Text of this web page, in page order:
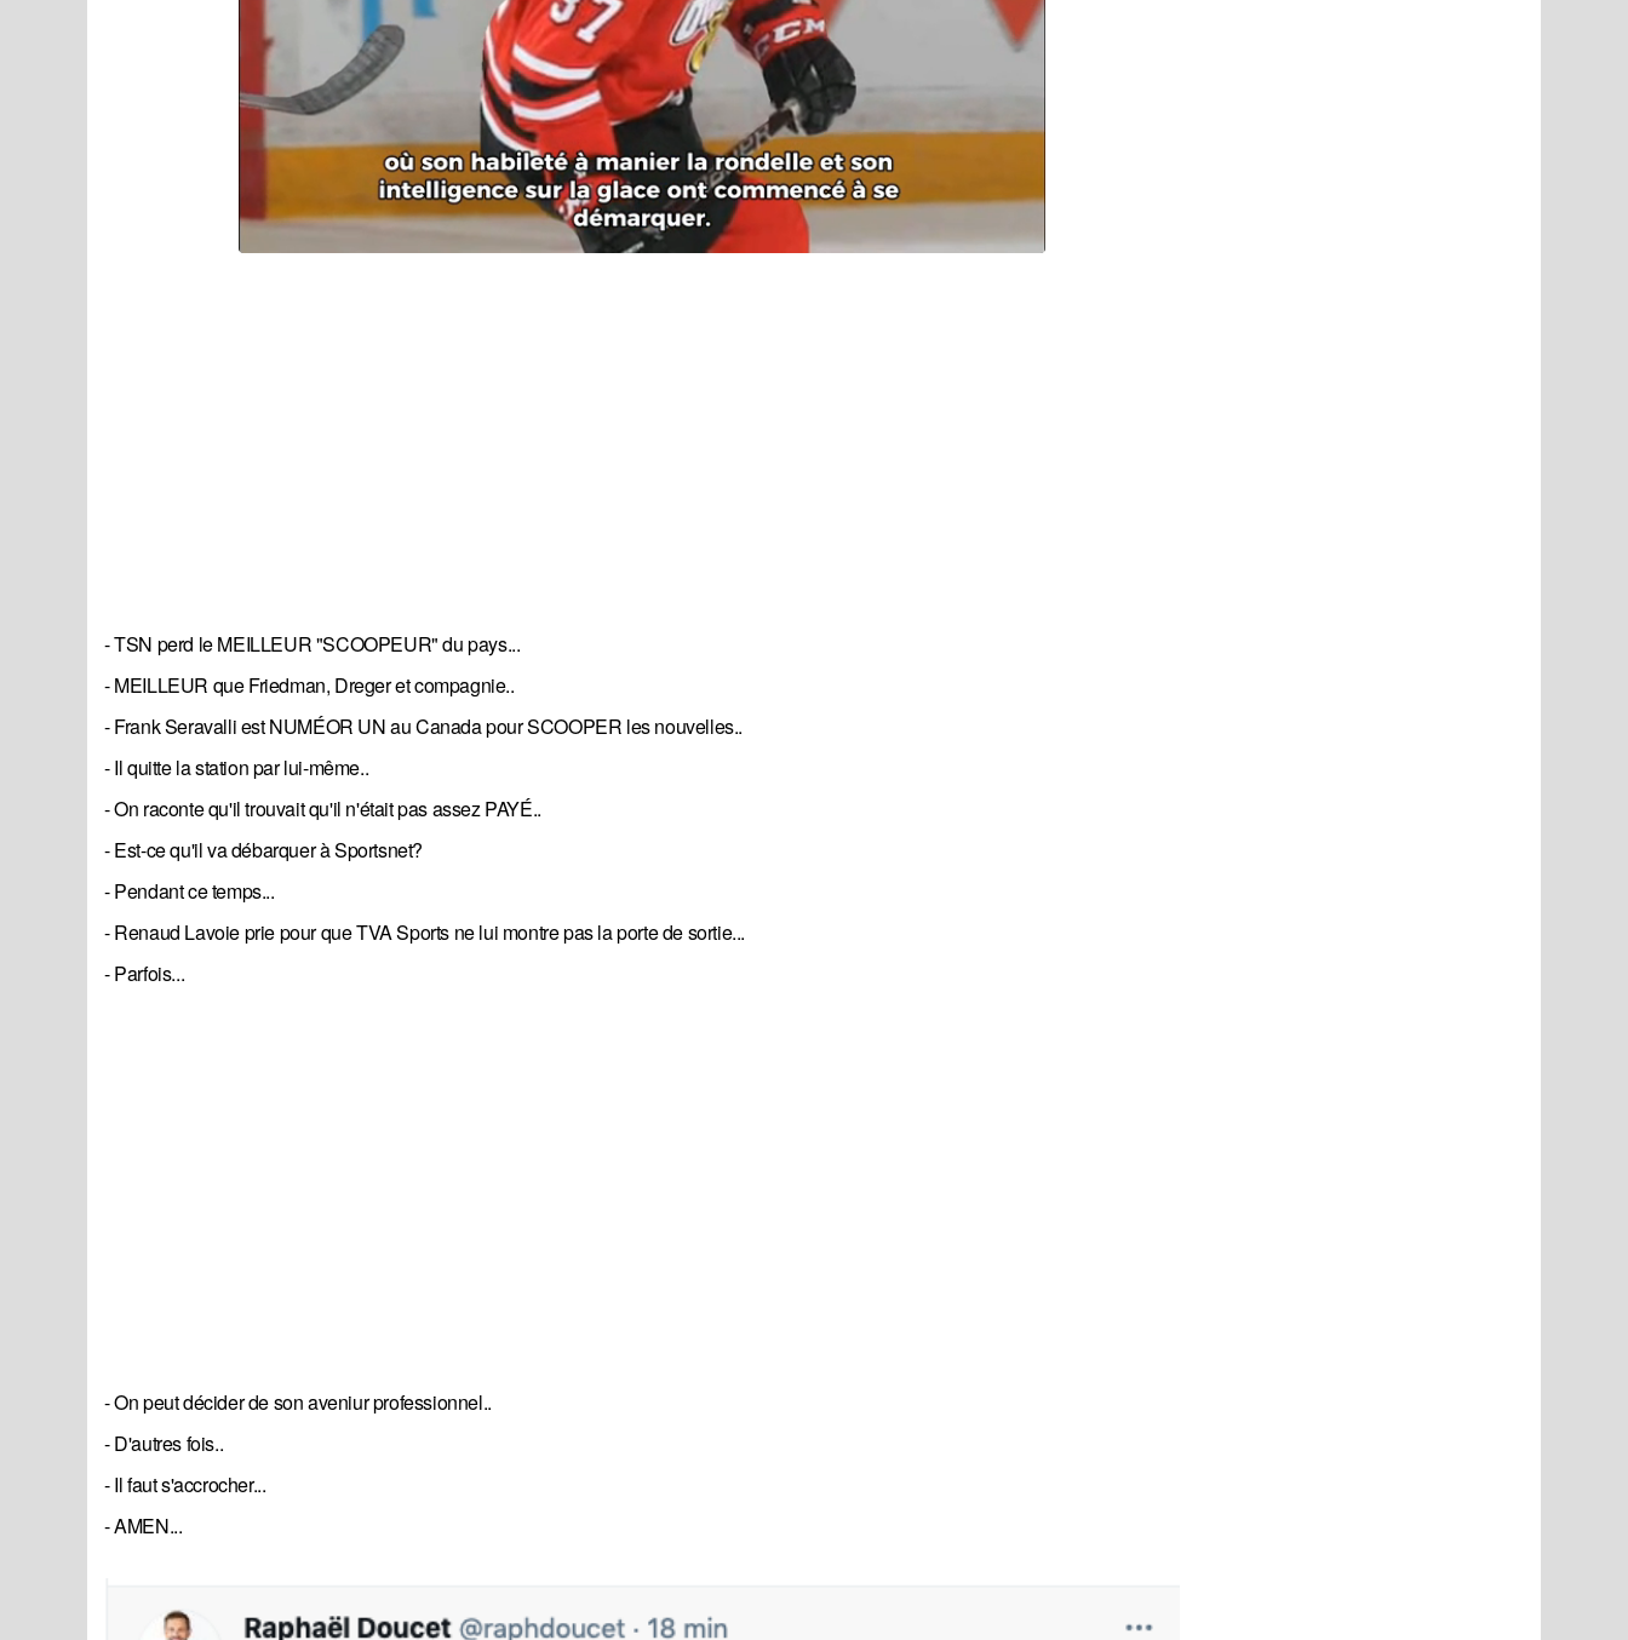
- TSN perd le MEILLEUR "SCOOPEUR" du pays...
- MEILLEUR que Friedman, Dreger et compagnie..
- Frank Seravalli est NUMÉOR UN au Canada pour SCOOPER les nouvelles..
- Il quitte la station par lui-même..
- On raconte qu'il trouvait qu'il n'était pas assez PAYÉ..
- Est-ce qu'il va débarquer à Sportsnet?
- Pendant ce temps...
- Renaud Lavoie prie pour que TVA Sports ne lui montre pas la porte de sortie...
- Parfois...
- On peut décider de son aveniur professionnel..
- D'autres fois..
- Il faut s'accrocher...
- AMEN...